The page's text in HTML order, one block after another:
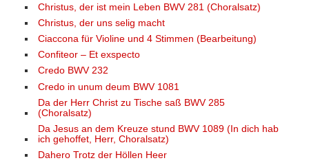
Christus, der ist mein Leben BWV 281 (Choralsatz)
Christus, der uns selig macht
Ciaccona für Violine und 4 Stimmen (Bearbeitung)
Confiteor – Et exspecto
Credo BWV 232
Credo in unum deum BWV 1081
Da der Herr Christ zu Tische saß BWV 285
(Choralsatz)
Da Jesus an dem Kreuze stund BWV 1089 (In dich hab
ich gehoffet, Herr, Choralsatz)
Dahero Trotz der Höllen Heer